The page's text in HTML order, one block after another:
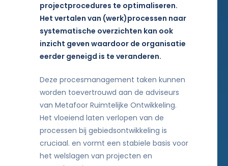
projectprocedures te optimaliseren.
Het vertalen van (werk)processen naar
systematische overzichten kan ook
inzicht geven waardoor de organisatie
eerder geneigd is te veranderen.
Deze procesmanagement taken kunnen
worden toevertrouwd aan de adviseurs
van Metafoor Ruimtelijke Ontwikkeling.
Het vloeiend laten verlopen van de
processen bij gebiedsontwikkeling is
cruciaal. en vormt een stabiele basis voor
het welslagen van projecten en